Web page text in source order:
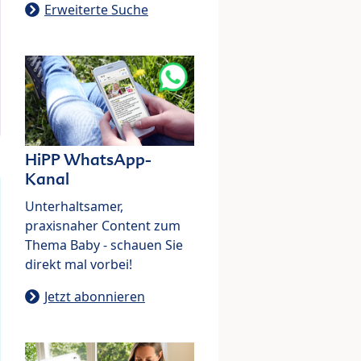
Erweiterte Suche
HiPP WhatsApp-
Kanal
Unterhaltsamer,
praxisnaher Content zum
Thema Baby - schauen Sie
direkt mal vorbei!
Jetzt abonnieren